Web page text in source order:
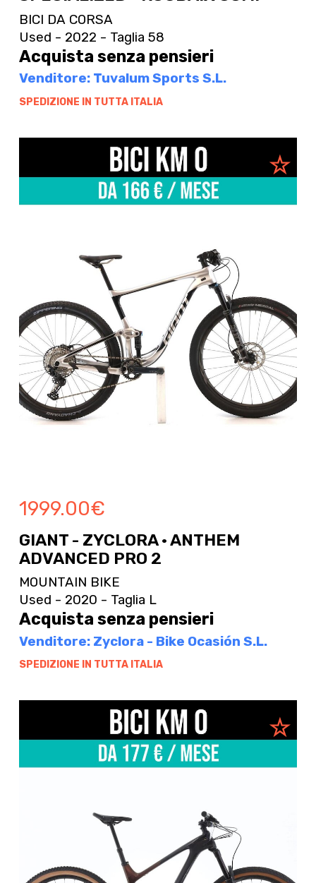
BICI DA CORSA
Used - 2022 - Taglia 58
Acquista senza pensieri
Venditore: Tuvalum Sports S.L.
SPEDIZIONE IN TUTTA ITALIA
1999.00€
GIANT - ZYCLORA · ANTHEM
ADVANCED PRO 2
MOUNTAIN BIKE
Used - 2020 - Taglia L
Acquista senza pensieri
Venditore: Zyclora - Bike Ocasión S.L.
SPEDIZIONE IN TUTTA ITALIA